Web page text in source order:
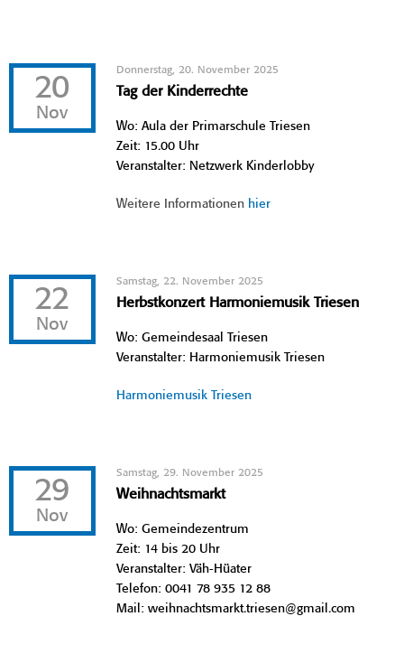
20
Nov
Donnerstag, 20. November 2025
Tag der Kinderrechte
Wo: Aula der Primarschule Triesen
Zeit: 15.00 Uhr
Veranstalter: Netzwerk Kinderlobby
Weitere Informationen hier
22
Nov
Samstag, 22. November 2025
Herbstkonzert Harmoniemusik Triesen
Wo: Gemeindesaal Triesen
Veranstalter: Harmoniemusik Triesen
Harmoniemusik Triesen
29
Nov
Samstag, 29. November 2025
Weihnachtsmarkt
Wo: Gemeindezentrum
Zeit: 14 bis 20 Uhr
Veranstalter: Väh-Hüater
Telefon: 0041 78 935 12 88
Mail: weihnachtsmarkt.triesen@gmail.com